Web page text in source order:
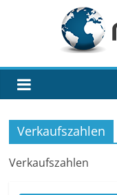
Verkaufszahlen
Verkaufszahlen